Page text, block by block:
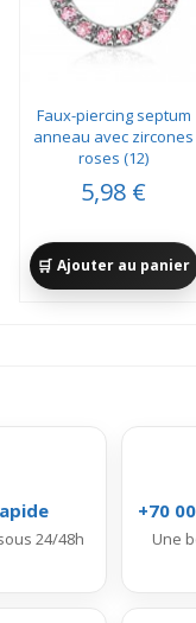
Faux-piercing septum
anneau avec zircones
roses (12)
5,98 €
Ajouter au panier
24/48h
+70
Une